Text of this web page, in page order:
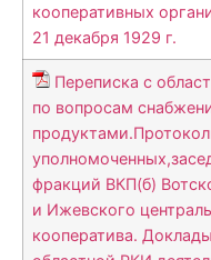
кооперативных
21 декабря 1929 г.
Переписка с
по вопросам
фракций ВКП(б)
и Ижевского
кооператива.